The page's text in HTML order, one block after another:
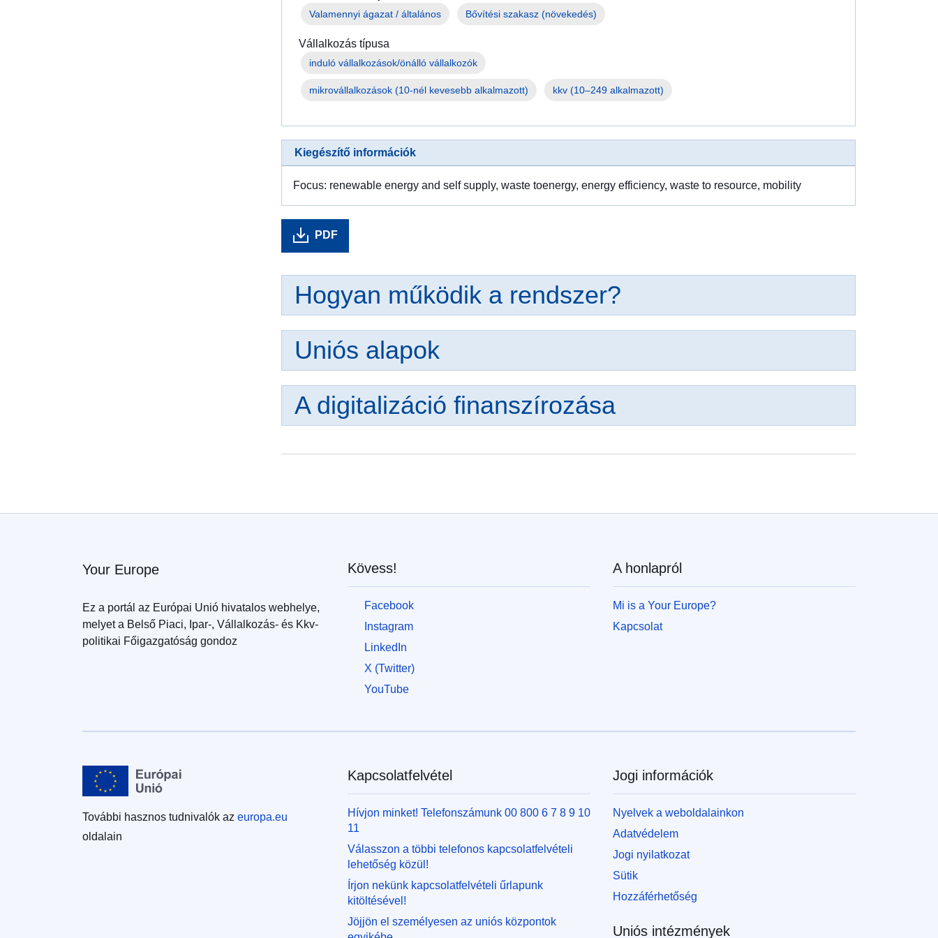
háború
Hogyan
Vállalati
Valamennyi ágazat / általános Bővítési szakasz (növekedés)
Vállalkozás típusa
mikrovállalkozások (10-nél kevesebb alkalmazott) kkv (10–249 alkalmazott)
Kiegészítő információk
Focus: renewable energy and self supply, waste toenergy, energy efficiency, waste to resource, mobility
PDF
Hogyan működik a rendszer?
Uniós alapok
A digitalizáció finanszírozása
Your Europe
Ez a portál az Európai Unió hivatalos webhelye,
melyet a Belső Piaci, Ipar-, Vállalkozás- és Kkv-
politikai Főigazgatóság gondoz
Kövess!
Facebook
Instagram
LinkedIn
X (Twitter)
YouTube
A honlapról
Mi is a Your Europe?
Kapcsolat
További hasznos tudnivalók az europa.eu
oldalain
Kapcsolatfelvétel
Hívjon minket! Telefonszámunk 00 800 6 7 8 9 10
11
Válasszon a többi telefonos kapcsolatfelvételi
lehetőség közül!
Írjon nekünk kapcsolatfelvételi űrlapunk
kitöltésével!
Jöjjön el személyesen az uniós központok
Jogi információk
Nyelvek a weboldalainkon
Adatvédelem
Jogi nyilatkozat
Sütik
Hozzáférhetőség
Uniós intézmények